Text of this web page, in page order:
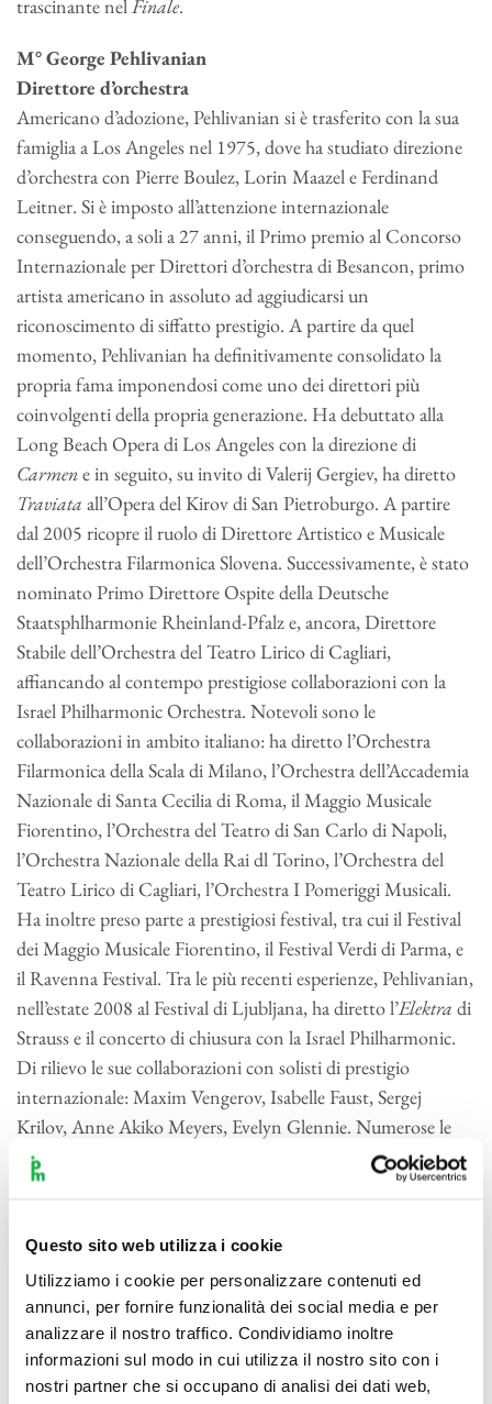
Questo sito web utilizza i cookie
Utilizziamo i cookie per personalizzare contenuti ed
annunci, per fornire funzionalità dei social media e per
analizzare il nostro traffico. Condividiamo inoltre
informazioni sul modo in cui utilizza il nostro sito con i
nostri partner che si occupano di analisi dei dati web,
trascinante nelFinale.
M° George Pehlivanian
Direttore d’orchestra
Americano d’adozione, Pehlivanian si è trasferito con la sua
famiglia a Los Angeles nel 1975, dove ha studiato direzione
d’orchestra con Pierre Boulez, Lorin Maazel e Ferdinand
Leitner. Si è imposto all’attenzione internazionale
conseguendo, a soli a 27 anni, il Primo premio al Concorso
Internazionale per Direttori d’orchestra di Besancon, primo
artista americano in assoluto ad aggiudicarsi un
riconoscimento di siffatto prestigio. A partire da quel
momento, Pehlivanian ha definitivamente consolidato la
propria fama imponendosi come uno dei direttori più
coinvolgenti della propria generazione. Ha debuttato alla
Long Beach Opera di Los Angeles con la direzione di
Carmene in seguito, su invito di Valerij Gergiev, ha diretto
Traviata all’Opera del Kirov di San Pietroburgo. A partire
dal 2005 ricopre il ruolo di Direttore Artistico e Musicale
dell’Orchestra Filarmonica Slovena. Successivamente, è stato
nominato Primo Direttore Ospite della Deutsche
Staatsphlharmonie Rheinland-Pfalz e, ancora, Direttore
Stabile dell’Orchestra del Teatro Lirico di Cagliari,
affiancando al contempo prestigiose collaborazioni con la
Israel Philharmonic Orchestra. Notevoli sono le
collaborazioni in ambito italiano: ha diretto l’Orchestra
Filarmonica della Scala di Milano, l’Orchestra dell’Accademia
Nazionale di Santa Cecilia di Roma, il Maggio Musicale
Fiorentino, l’Orchestra del Teatro di San Carlo di Napoli,
l’Orchestra Nazionale della Rai dl Torino, l’Orchestra del
Teatro Lirico di Cagliari, l’Orchestra I Pomeriggi Musicali.
Ha inoltre preso parte a prestigiosi festival, tra cui il Festival
dei Maggio Musicale Fiorentino, il Festival Verdi di Parma, e
il Ravenna Festival. Tra le più recenti esperienze, Pehlivanian,
nell’estate 2008 al Festival di Ljubljana, ha diretto l’Elektra di
Strauss e il concerto di chiusura con la Israel Philharmonic.
Di rilievo le sue collaborazioni con solisti di prestigio
internazionale: Maxim Vengerov, Isabelle Faust, Sergej
Krilov, Anne Akiko Meyers, Evelyn Glennie. Numerose le
sue incisioni discografiche per BMG, EMI/Virgin Classics,
Chandos e Studio SM.
Ivan Krpan
A 20 anni, Ivan Krpan ha vinto il Premio Internazionale
Ferruccio Busoni 2017, uno dei più prestigiosi concerti
pianistici mondiali. Krpan, studente presso la Music
Academy di Zagabria, è nato proprio a Zagabria nel 1997,